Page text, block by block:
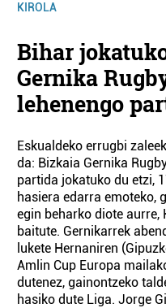
KIROLA
Bihar
Gernika
lehenengo
Eskualdeko errugbi
da: Bizkaia Gernika
partida jokatuko du etzi,
hasiera edarra emoteko,
egin beharko diote
baitute. Gernikarrek
lukete Hernaniren
Amlin Cup Europa
dutenez, gainontzeko
hasiko dute Liga. Jorge